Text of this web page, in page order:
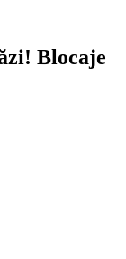
Blocaje